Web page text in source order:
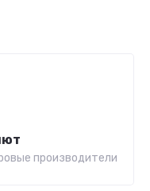
производители